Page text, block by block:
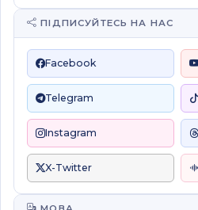
ПІДПИСУЙТЕСЬ НА НАС
Facebook
Telegram
Instagram
X-Twitter